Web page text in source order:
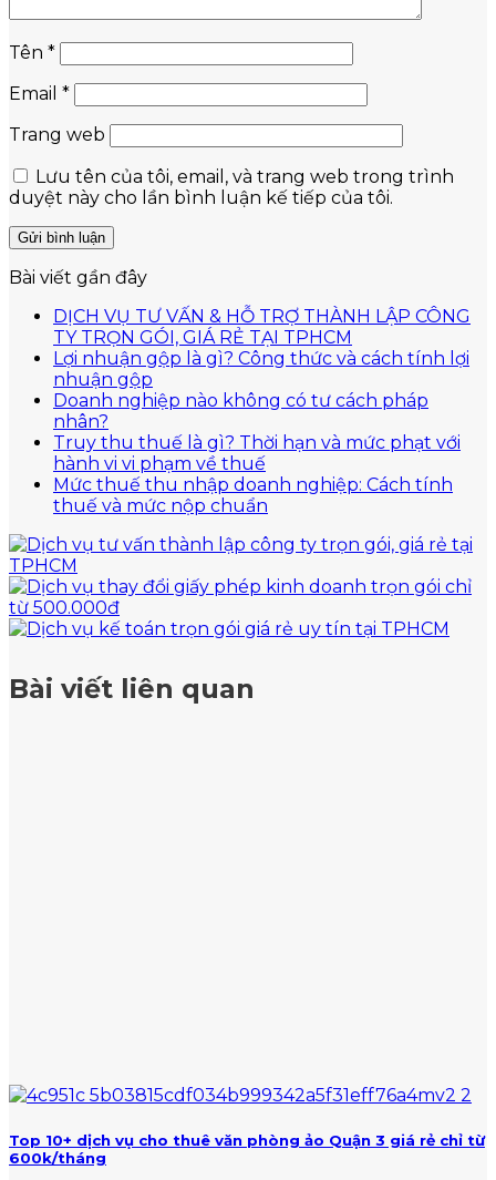
Tên *
Email *
Trang web
Lưu tên của tôi, email, và trang web trong trình
duyệt này cho lần bình luận kế tiếp của tôi.
Bài viết gần đây
DỊCH VỤ TƯ VẤN & HỖ TRỢ THÀNH LẬP CÔNG
TY TRỌN GÓI, GIÁ RẺ TẠI TPHCM
có
luận
DỊCH
TƯ
HỖ
THÀNH
CÔNG
Lợi nhuận gộp là gì? Công thức và cách tính lợi
nhuận gộp
có
luận
ở
Lợi
nhuận
là
Công
và
lợi
Doanh nghiệp nào không có tư cách pháp
nhân?
có
bình
luận
ở
nghiệp
không
có
tư
nhân?
Truy thu thuế là gì? Thời hạn và mức phạt với
hành vi vi phạm về thuếKhông
có
bình
ở
thu
là
Mức thuế thu nhập doanh nghiệp: Cách tính
thuế và mức nộp chuẩn
bình
ở
thuế
Bài viết liên quan
Top 10+ dịch vụ cho thuê văn phòng ảo Quận 3 giá rẻ chỉ từ
600k/tháng